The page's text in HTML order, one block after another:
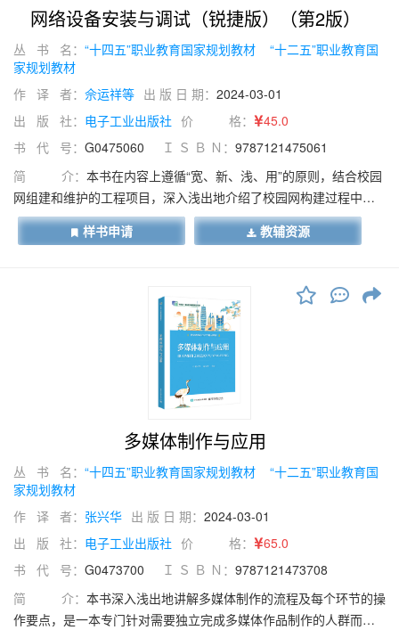
院校的软件工程、软件技术、软件测试及相关信息技术类专业教
材，也可作为国际软件测试工程师认证（ISTQB）的参考资料。
网络设备安装与调试（锐捷版）（第2版）
丛 书 名： “十四五”职业教育国家规划教材
“十二五”职业教育国
家规划教材
作 译 者： 佘运祥等 出 版 日 期： 2024-03-01
出 版 社： 电子工业出版社 价 格：
45.0
书 代 号： G0475060 Ｉ Ｓ Ｂ Ｎ： 9787121475061
简 介： 本书在内容上遵循“宽、新、浅、用”的原则，结合校园
网组建和维护的工程项目，深入浅出地介绍了校园网构建过程中所
涉及的交换机、路由器、防火墙、无线 AP 和无线交换机等设备的配
置知识，以及在使用这些设备组网过程中需要掌握的组网技术。本
原理、路由基础、RIP、OSPF、PPP、ACL 和交换机端口安全、
NAT、WLAN 等相关技术。本书在体例上是以校园网搭建项目为背
景，基于任务驱动，按照“工学一体化”模式开发而成的教材。书中所
涉及的综合实训案例，均配有操作视频、实验源文件和测评文件等
立体化教学资源，全过程、全方位辅导读者，帮助读者轻松学习和
掌握知识点。本书既可作为职业院校计算机网络专业相关课程教
材，也可作为从事计算机网络工作技术人员的参考用书。
样书申请 教辅资源
多媒体制作与应用
丛 书 名： “十四五”职业教育国家规划教材
“十二五”职业教育国
家规划教材
作 译 者： 张兴华 出 版 日 期： 2024-03-01
出 版 社： 电子工业出版社 价 格：
65.0
书 代 号： G0473700 Ｉ Ｓ Ｂ Ｎ： 9787121473708
简 介： 本书深入浅出地讲解多媒体制作的流程及每个环节的操
作要点，是一本专门针对需要独立完成多媒体作品制作的人群而编